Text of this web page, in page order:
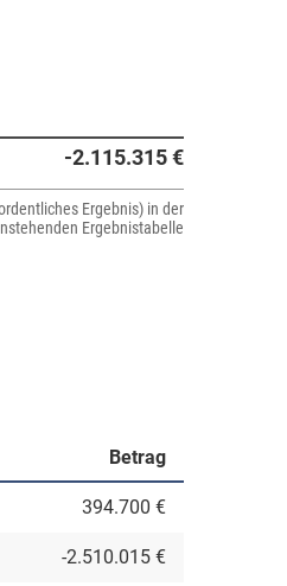
-2.115.315 €
Ergebnis) in der
Ergebnistabelle
Betrag
394.700 €
-2.510.015 €